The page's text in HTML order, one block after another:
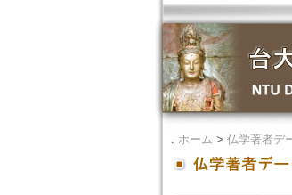
． ホーム > 仏学著者デ